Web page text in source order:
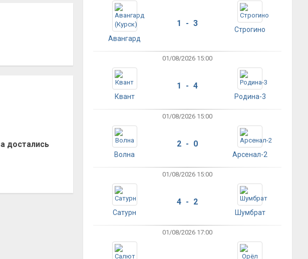
достались
Авангард
1 - 3
Строгино
01/08/2026 15:00
Квант
1 - 4
Родина-3
01/08/2026 15:00
Волна
2 - 0
Арсенал-2
01/08/2026 15:00
Сатурн
4 - 2
Шумбрат
01/08/2026 17:00